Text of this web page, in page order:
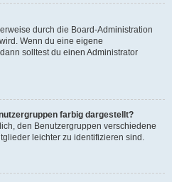
durch die Board-Administration
Wenn du eine eigene
solltest du einen Administrator
farbig dargestellt?
den Benutzergruppen verschiedene
leichter zu identifizieren sind.